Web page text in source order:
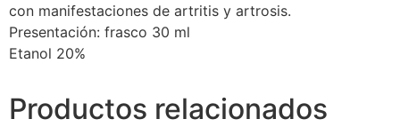
con manifestaciones de artritis y artrosis.
Presentación: frasco 30 ml
Etanol 20%
Productos relacionados